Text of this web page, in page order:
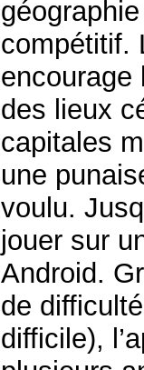
compétitif.
encourage
des lieux
capitales
une
voulu.
jouer sur
Android.
de
difficile),